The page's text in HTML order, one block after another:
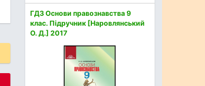
ГДЗ Основи правознавства 9
клас. Підручник [Наровлянський
О. Д.] 2017